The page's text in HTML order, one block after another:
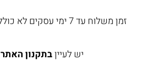
זמן משלוח עד 7 ימי עסקים לא כולל יום ההזמנה
יש לעייןבתקנון האתר